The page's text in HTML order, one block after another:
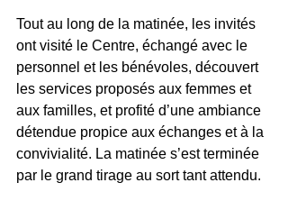
Tout au long de la matinée, les invités
ont visité le Centre, échangé avec le
personnel et les bénévoles, découvert
les services proposés aux femmes et
aux familles, et profité d’une ambiance
détendue propice aux échanges et à la
convivialité. La matinée s’est terminée
par le grand tirage au sort tant attendu.